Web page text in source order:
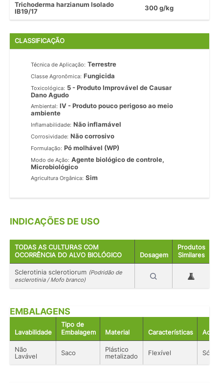
Trichoderma harzianum Isolado
IB19/17
300 g/kg
CLASSIFICAÇÃO
Técnica de Aplicação: Terrestre
Classe Agronômica: Fungicida
Toxicológica: 5 - Produto Improvável de Causar
Dano Agudo
Ambiental: IV - Produto pouco perigoso ao meio
ambiente
Inflamabilidade: Não inflamável
Corrosividade: Não corrosivo
Formulação: Pó molhável (WP)
Modo de Ação: Agente biológico de controle,
Microbiológico
Agricultura Orgânica: Sim
INDICAÇÕES DE USO
TODAS AS CULTURAS COM
OCORRÊNCIA DO ALVO BIOLÓGICO
Dosagem
Produtos
Similares
Sclerotinia sclerotiorum (Podridão de
esclerotinia / Mofo branco)
EMBALAGENS
Lavabilidade
Tipo de
Embalagem
Material Características
Não
Lavável
Saco
Plástico
metalizado
Flexível